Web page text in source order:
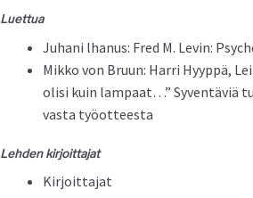
Luet­tua
Juhani lhanus: Fred M. Levin:
Mikko von Bru­un: Har­ri Hyyp­pä,
olisi kuin lam­paat…” Syven­täviä
vas­ta työotteesta
Lehden kir­joit­ta­jat
Kir­joit­ta­jat